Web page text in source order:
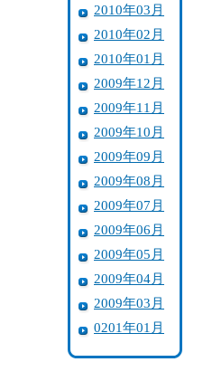
2010年03月
2010年02月
2010年01月
2009年12月
2009年11月
2009年10月
2009年09月
2009年08月
2009年07月
2009年06月
2009年05月
2009年04月
2009年03月
0201年01月